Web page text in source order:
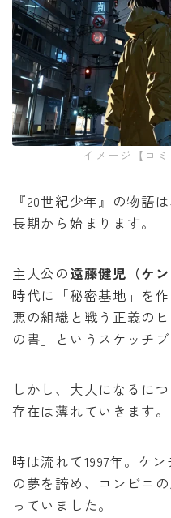
イメージ【コミ
『20世紀少年』の物語
長期から始まります。
主人公の遠藤健児（ケン
時代に「秘密基地」を
悪の組織と戦う正義の
の書」というスケッチ
しかし、大人になるに
存在は薄れていきます。
時は流れて1997年。ケ
の夢を諦め、コンビニ
っていました。